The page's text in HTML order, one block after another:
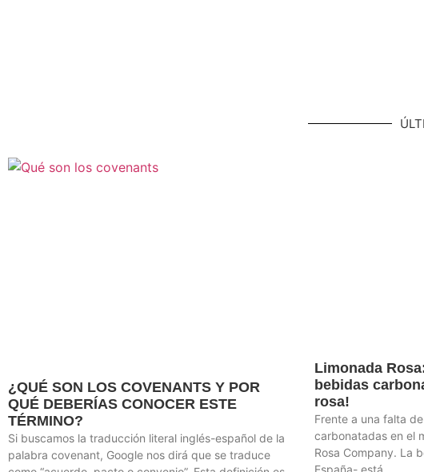
¿QUÉ SON LOS COVENANTS Y POR
QUÉ DEBERÍAS CONOCER ESTE
TÉRMINO?
Si buscamos la traducción literal inglés-español de la
palabra covenant, Google nos dirá que se traduce
Limonada
bebidas
rosa!
Frente a una falta
carbonatadas en el
Rosa Company. La